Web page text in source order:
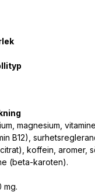
magnesium,
B12),
koffein, aromer,
(beta-karoten).
mg.